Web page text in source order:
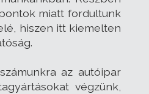
miatt fordultunk
hiszen itt kiemelten
az autóipar
végzünk,